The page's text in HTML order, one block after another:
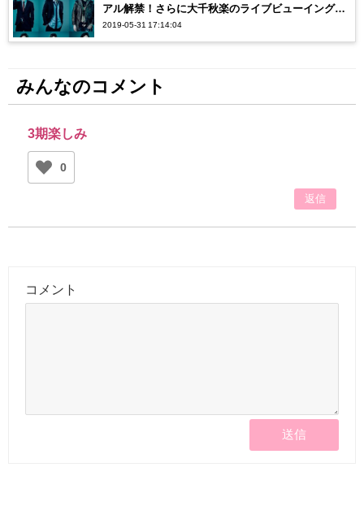
アル解禁！さらに大千秋楽のライブビューイング
も！？
2019-05-31 17:14:04
みんなのコメント
3期楽しみ
0
返信
コメント